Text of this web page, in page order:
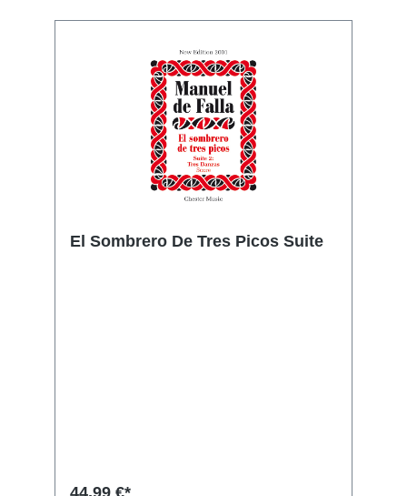
El Sombrero De Tres Picos Suite
44,99 €*